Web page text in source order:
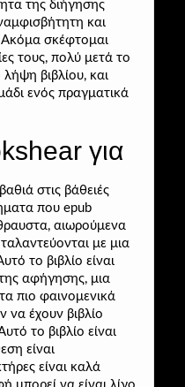
της διήγησης
και
σκέφτομαι
τους, πολύ μετά το
βιβλίου, και
ενός πραγματικά
για
στις βάθειές
που epub
αιωρούμενα
με μια
το βιβλίο είναι
αφήγησης, μια
πιο φαινομενικά
να έχουν βιβλίο
το βιβλίο είναι
είναι
είναι καλά